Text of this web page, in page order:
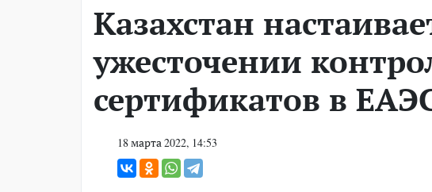
Казахстан
ужесточении
сертификатов в
18 марта 2022, 14:53